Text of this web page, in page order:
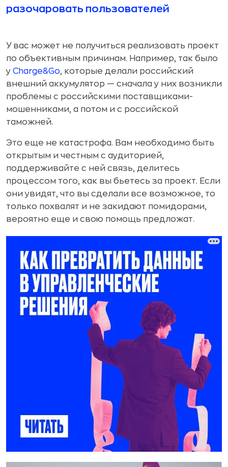
разочаровать пользователей
У вас может не получиться реализовать проект
по объективным причинам. Например, так было
у Charge&Go, которые делали российский
внешний аккумулятор — сначала у них возникли
проблемы с российскими поставщиками-
мошенниками, а потом и с российской
таможней.
Это еще не катастрофа. Вам необходимо быть
открытым и честным с аудиторией,
поддерживайте с ней связь, делитесь
процессом того, как вы бьетесь за проект. Если
они увидят, что вы сделали все возможное, то
только похвалят и не закидают помидорами,
вероятно еще и свою помощь предложат.